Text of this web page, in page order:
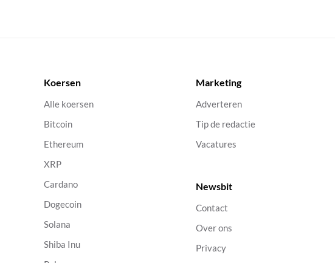
Koersen
Alle koersen
Bitcoin
Ethereum
XRP
Cardano
Dogecoin
Solana
Shiba Inu
Marketing
Adverteren
Tip de redactie
Vacatures
Newsbit
Contact
Over ons
Privacy